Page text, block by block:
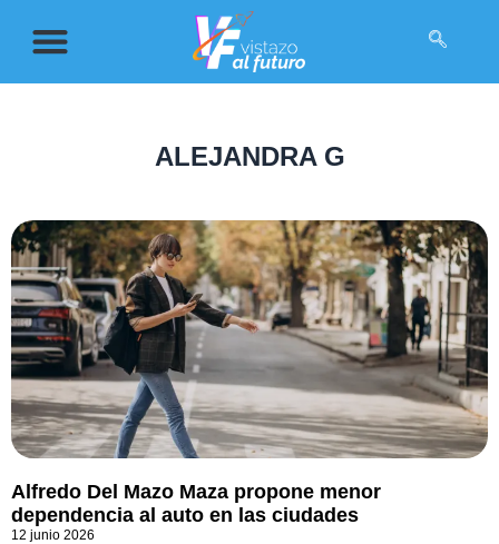
ALEJANDRA G
Alfredo Del Mazo Maza propone menor
dependencia al auto en las ciudades
12 junio 2026